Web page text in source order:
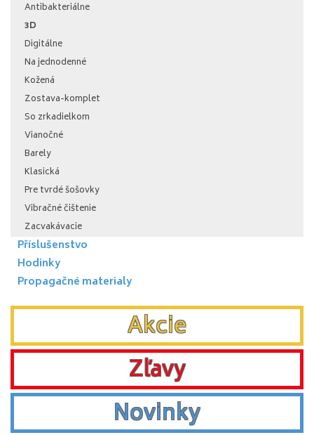
Antibakteriálne
3D
Digitálne
Na jednodenné
Kožená
Zostava-komplet
So zrkadielkom
Vianočné
Barely
Klasická
Pre tvrdé šošovky
Vibračné čištenie
Zacvakávacie
Příslušenstvo
Hodinky
Propagačné materialy
Akcie
Zľavy
Novinky